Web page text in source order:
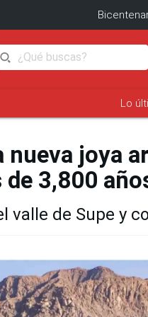
Lo
nueva joya
de 3,800
valle de Supe y